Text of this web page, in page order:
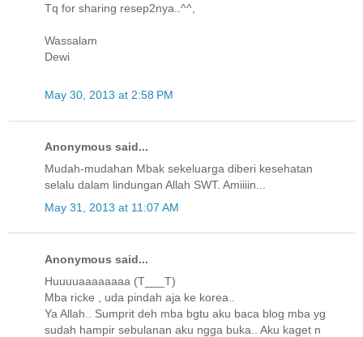
Tq for sharing resep2nya..^^,
Wassalam
Dewi
May 30, 2013 at 2:58 PM
Anonymous said...
Mudah-mudahan Mbak sekeluarga diberi kesehatan
selalu dalam lindungan Allah SWT. Amiiiin...
May 31, 2013 at 11:07 AM
Anonymous said...
Huuuuaaaaaaaa (T___T)
Mba ricke , uda pindah aja ke korea..
Ya Allah.. Sumprit deh mba bgtu aku baca blog mba yg
sudah hampir sebulanan aku ngga buka.. Aku kaget n